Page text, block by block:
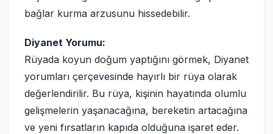
bağlar kurma arzusunu hissedebilir.
Diyanet Yorumu:
Rüyada koyun doğum yaptığını görmek, Diyanet
yorumları çerçevesinde hayırlı bir rüya olarak
değerlendirilir. Bu rüya, kişinin hayatında olumlu
gelişmelerin yaşanacağına, bereketin artacağına
ve yeni fırsatların kapıda olduğuna işaret eder.